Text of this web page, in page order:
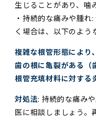
生じることがあり、噛
・持続的な痛みや腫
く場合は、以下のよう
複雑な根管形態により
歯の根に亀裂がある（
根管充填材料に対する
対処法: 持続的な痛み
医に相談しましょう。